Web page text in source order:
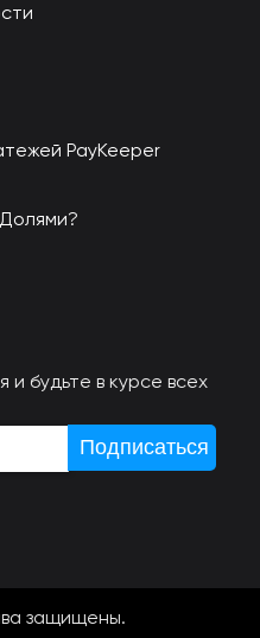
PayKeeper
будьте в курсе всех
защищены.